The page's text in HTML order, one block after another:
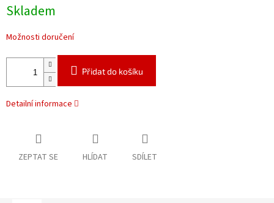
cena:
Skladem
Možnosti doručení
Přidat do košíku
Detailní informace
ZEPTAT SE HLÍDAT SDÍLET